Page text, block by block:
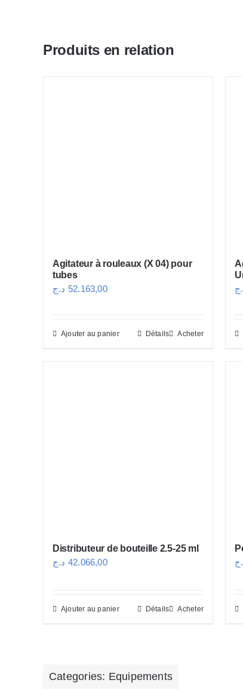
Produits en relation
Agitateur à rouleaux (X 04) pour
tubes
52.163,00 د.ج
Ajouter au panier Acheter
Détails
Distributeur de bouteille 2.5-25 ml
42.066,00 د.ج
Ajouter au panier Acheter
Détails
Categories: Equipements